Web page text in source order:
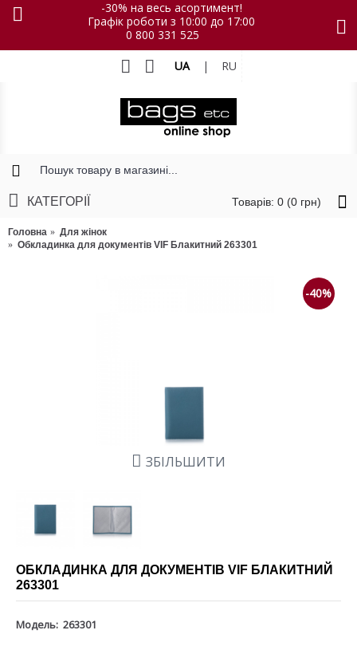
-30% на весь асортимент!
Графік роботи з 10:00 до 17:00
0 800 331 525
UA | RU
Товарів: 0 (0 грн)
КАТЕГОРІЇ
Головна
Для жінок
Обкладинка для документів VIF Блакитний 263301
-40%
ЗБІЛЬШИТИ
ОБКЛАДИНКА ДЛЯ ДОКУМЕНТІВ VIF БЛАКИТНИЙ
263301
Модель: 263301